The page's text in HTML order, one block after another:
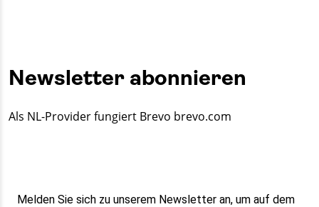
Newsletter abonnieren
Als NL-Provider fungiert Brevo brevo.com
Melden Sie sich zu unserem Newsletter an, um auf dem